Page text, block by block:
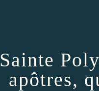
Sainte
apôtres,